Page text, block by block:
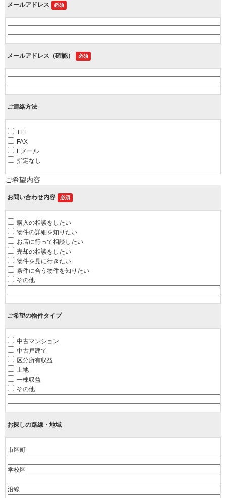
メールアドレス 必須
メールアドレス（確認） 必須
ご連絡方法
TEL
FAX
Eメール
指定なし
ご希望内容
お問い合わせ内容 必須
購入の相談をしたい
物件の詳細を知りたい
お店に行って相談したい
売却の相談をしたい
物件を見に行きたい
条件に合う物件を知りたい
その他
ご希望の物件タイプ
中古マンション
中古戸建て
区分所有収益
土地
一棟収益
その他
お探しの路線・地域
市区町
学校区
沿線